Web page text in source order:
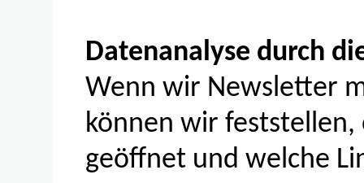
Datenanalyse durch
Wenn wir Newsletter
können wir
geöffnet und welche